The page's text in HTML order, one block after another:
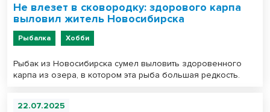
Не влезет в сковородку: здорового карпа
выловил житель Новосибирска
Рыбалка Хобби
Рыбак из Новосибирска сумел выловить здоровенного
карпа из озера, в котором эта рыба большая редкость.
22.07.2025